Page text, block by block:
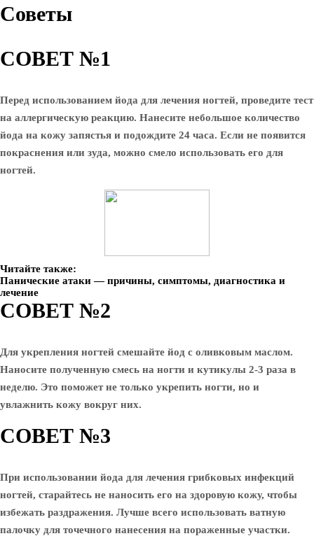
Советы
СОВЕТ №1
Перед использованием йода для лечения ногтей, проведите тест
на аллергическую реакцию. Нанесите небольшое количество
йода на кожу запястья и подождите 24 часа. Если не появится
покраснения или зуда, можно смело использовать его для
ногтей.
Читайте также:
Панические атаки — причины, симптомы, диагностика и
лечение
СОВЕТ №2
Для укрепления ногтей смешайте йод с оливковым маслом.
Наносите полученную смесь на ногти и кутикулы 2-3 раза в
неделю. Это поможет не только укрепить ногти, но и
увлажнить кожу вокруг них.
СОВЕТ №3
При использовании йода для лечения грибковых инфекций
ногтей, старайтесь не наносить его на здоровую кожу, чтобы
избежать раздражения. Лучше всего использовать ватную
палочку для точечного нанесения на пораженные участки.